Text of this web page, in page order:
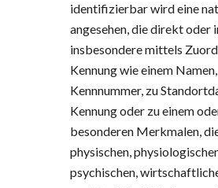
identifizierbar wird eine
angesehen, die direkt oder
insbesondere mittels
Kennung wie einem
Kennnummer, zu
Kennung oder zu einem
besonderen Merkmalen,
physischen,
psychischen,